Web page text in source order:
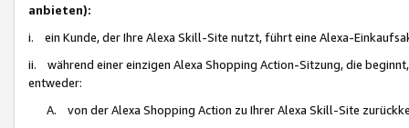
anbieten):
i. ein Kunde, der Ihre Alexa Skill-Site nutzt, führt eine Alexa-
ii. während einer einzigen Alexa Shopping Action-Sitzung, die
entweder:
A. von der Alexa Shopping Action zu Ihrer Alexa Skill-Site